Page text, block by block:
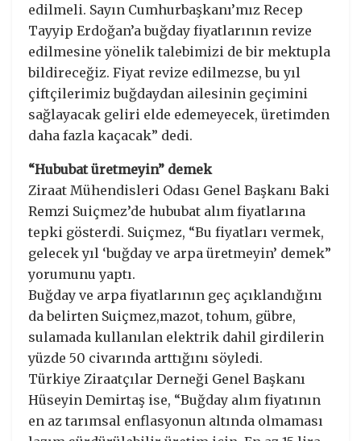
edilmeli. Sayın Cumhurbaşkanı’mız Recep
Tayyip Erdoğan’a buğday fiyatlarının revize
edilmesine yönelik talebimizi de bir mektupla
bildireceğiz. Fiyat revize edilmezse, bu yıl
çiftçilerimiz buğdaydan ailesinin geçimini
sağlayacak geliri elde edemeyecek, üretimden
daha fazla kaçacak” dedi.
“Hububat üretmeyin” demek
Ziraat Mühendisleri Odası Genel Başkanı Baki
Remzi Suiçmez’de hububat alım fiyatlarına
tepki gösterdi. Suiçmez, “Bu fiyatları vermek,
gelecek yıl ‘buğday ve arpa üretmeyin’ demek”
yorumunu yaptı.
Buğday ve arpa fiyatlarının geç açıklandığını
da belirten Suiçmez,mazot, tohum, gübre,
sulamada kullanılan elektrik dahil girdilerin
yüzde 50 civarında arttığını söyledi.
Türkiye Ziraatçılar Derneği Genel Başkanı
Hüseyin Demirtaş ise, “Buğday alım fiyatının
en az tarımsal enflasyonun altında olmaması